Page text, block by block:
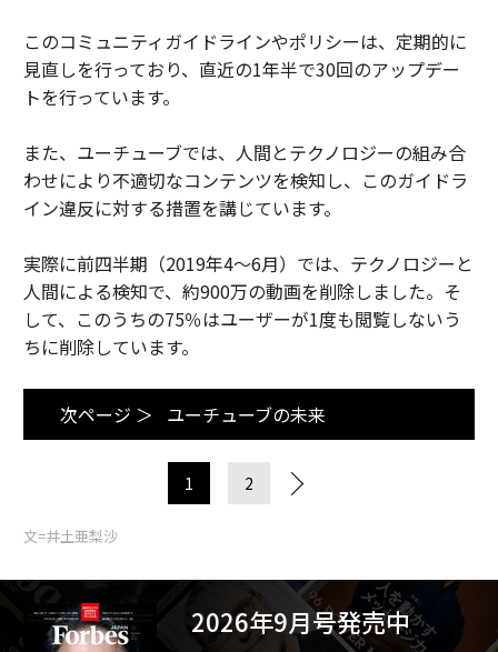
このコミュニティガイドラインやポリシーは、定期的に
見直しを行っており、直近の1年半で30回のアップデー
トを行っています。
また、ユーチューブでは、人間とテクノロジーの組み合
わせにより不適切なコンテンツを検知し、このガイドラ
イン違反に対する措置を講じています。
実際に前四半期（2019年4～6月）では、テクノロジーと
人間による検知で、約900万の動画を削除しました。そ
して、このうちの75％はユーザーが1度も閲覧しないう
ちに削除しています。
次ページ ＞ ユーチューブの未来
1 2
文=井土亜梨沙
2026年9月号発売中